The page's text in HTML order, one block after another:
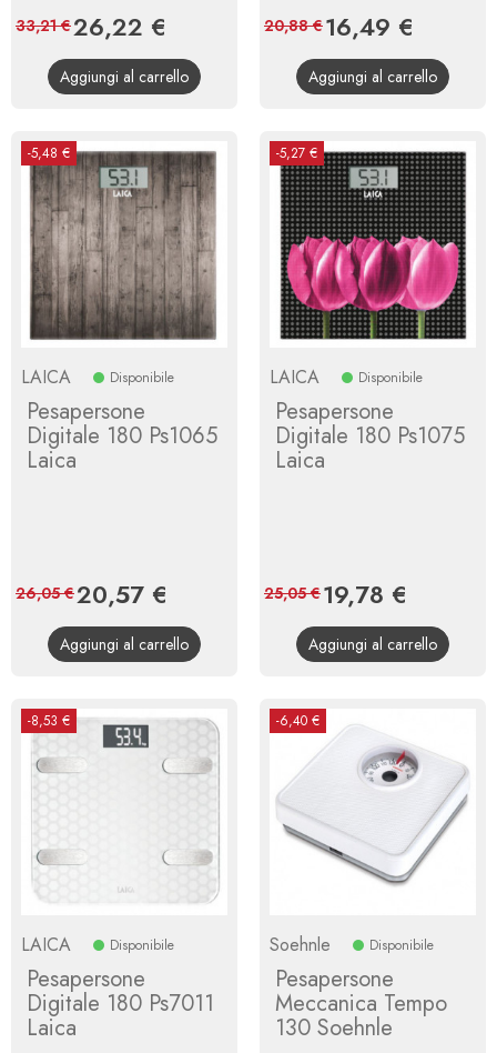
Prezzo
26,22 €
base
33,21 €
Aggiungi al carrello
Prezzo
16,49 €
base
20,88 €
Aggiungi al carrello
-5,48 €
LAICA Disponibile
Pesapersone
Digitale 180 Ps1065
Laica
Prezzo
20,57 €
base
26,05 €
Aggiungi al carrello
-5,27 €
LAICA Disponibile
Pesapersone
Digitale 180 Ps1075
Laica
Prezzo
19,78 €
base
25,05 €
Aggiungi al carrello
-8,53 €
LAICA Disponibile
Pesapersone
Digitale 180 Ps7011
Laica
-6,40 €
Soehnle Disponibile
Pesapersone
Meccanica Tempo
130 Soehnle